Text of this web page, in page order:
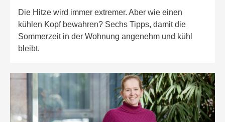
Die Hitze wird immer extremer. Aber wie einen
kühlen Kopf bewahren? Sechs Tipps, damit die
Sommerzeit in der Wohnung angenehm und kühl
bleibt.